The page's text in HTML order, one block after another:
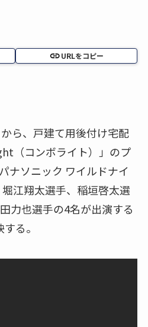
URLをコピー
ら、戸建て用後付け宅配
（コンボライト）」のプ
ナソニック ワイルドナイ
江翔太選手、稲垣啓太選
力也選手の4名が出演する
る。